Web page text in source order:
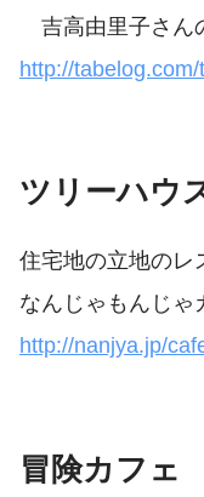
吉高由里子さん
http://
ツリーハウ
住宅地の立地のレ
なんじゃもんじ
http://nanjya.jp/
冒険カフェ